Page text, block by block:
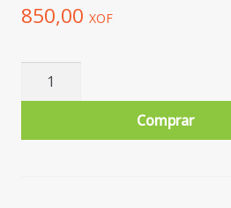
850,00 XOF
Quantidade
AMANHECER
Comprar